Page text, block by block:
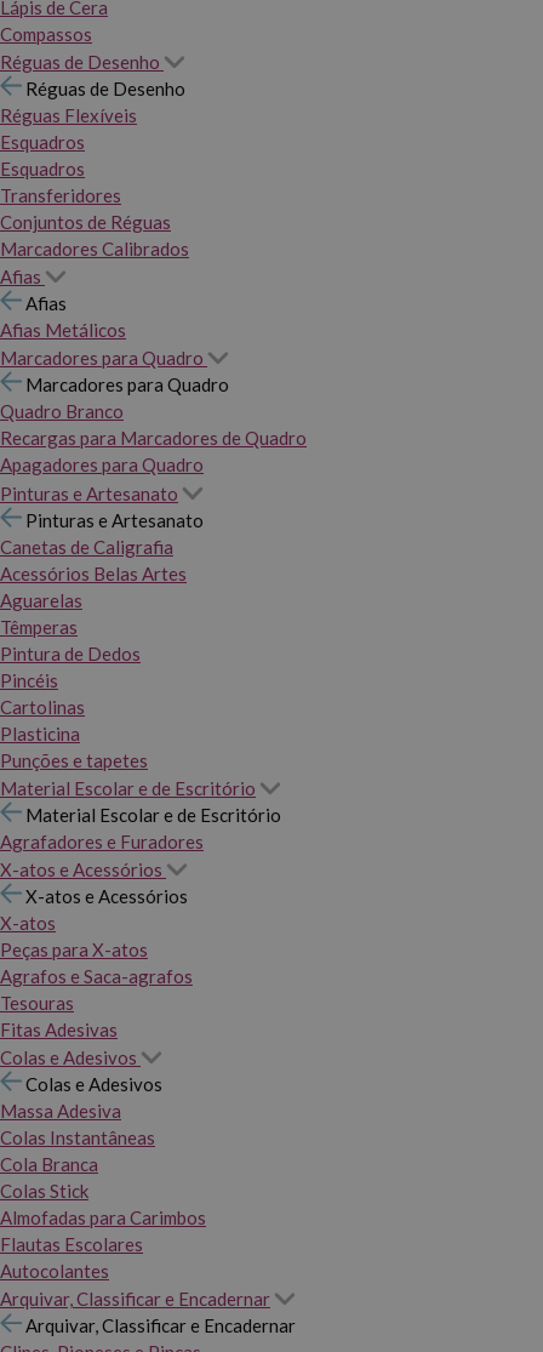
Lápis de Cera
Compassos
Réguas de Desenho
Réguas de Desenho
Réguas Flexíveis
Esquadros
Esquadros
Transferidores
Conjuntos de Réguas
Marcadores Calibrados
Afias
Afias
Afias Metálicos
Marcadores para Quadro
Marcadores para Quadro
Quadro Branco
Recargas para Marcadores de Quadro
Apagadores para Quadro
Pinturas e Artesanato
Pinturas e Artesanato
Canetas de Caligrafia
Acessórios Belas Artes
Aguarelas
Têmperas
Pintura de Dedos
Pincéis
Cartolinas
Plasticina
Punções e tapetes
Material Escolar e de Escritório
Material Escolar e de Escritório
Agrafadores e Furadores
X-atos e Acessórios
X-atos e Acessórios
X-atos
Peças para X-atos
Agrafos e Saca-agrafos
Tesouras
Fitas Adesivas
Colas e Adesivos
Colas e Adesivos
Massa Adesiva
Colas Instantâneas
Cola Branca
Colas Stick
Almofadas para Carimbos
Flautas Escolares
Autocolantes
Arquivar, Classificar e Encadernar
Arquivar, Classificar e Encadernar